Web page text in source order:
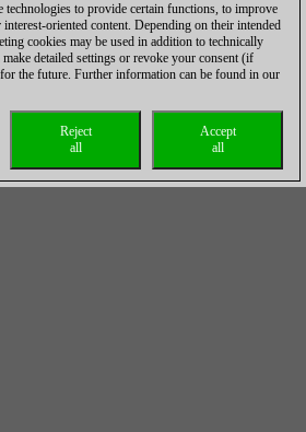
technologies to provide certain functions, to improve
oriented content. Depending on their intended
cookies may be used in addition to technically
make detailed settings or revoke your consent (if
the future. Further information can be found in our
Accept
all
Reject
all